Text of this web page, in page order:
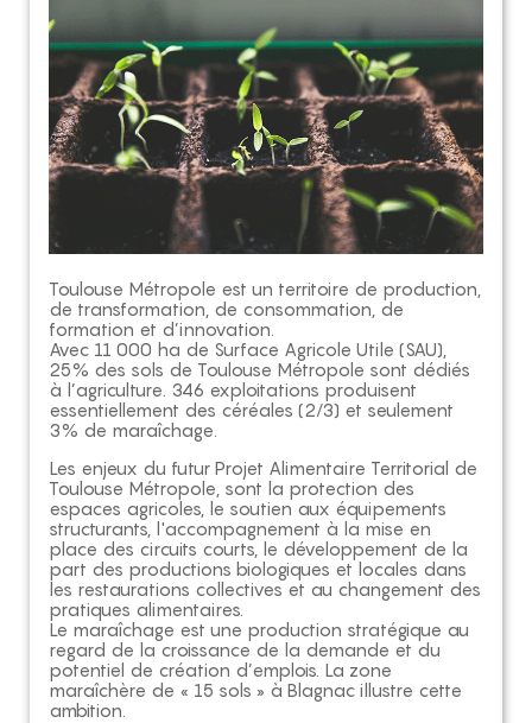
Toulouse Métropole est un territoire de production,
de transformation, de consommation, de
formation et d’innovation.
Avec 11 000 ha de Surface Agricole Utile (SAU),
25% des sols de Toulouse Métropole sont dédiés
à l’agriculture. 346 exploitations produisent
essentiellement des céréales (2/3) et seulement
3% de maraîchage.
Les enjeux du futur Projet Alimentaire Territorial de
Toulouse Métropole, sont la protection des
espaces agricoles, le soutien aux équipements
structurants, l'accompagnement à la mise en
place des circuits courts, le développement de la
part des productions biologiques et locales dans
les restaurations collectives et au changement des
pratiques alimentaires.
Le maraîchage est une production stratégique au
regard de la croissance de la demande et du
potentiel de création d’emplois. La zone
maraîchère de « 15 sols » à Blagnac illustre cette
ambition.